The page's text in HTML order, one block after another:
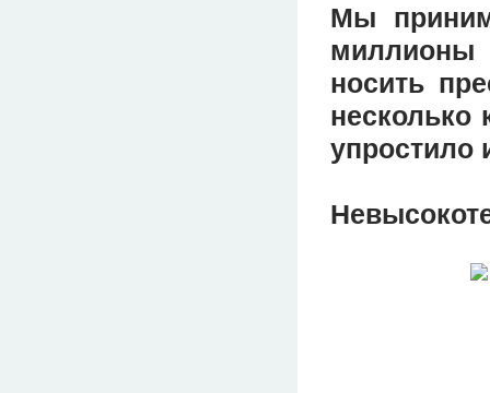
Мы
носить
несколько
упростило